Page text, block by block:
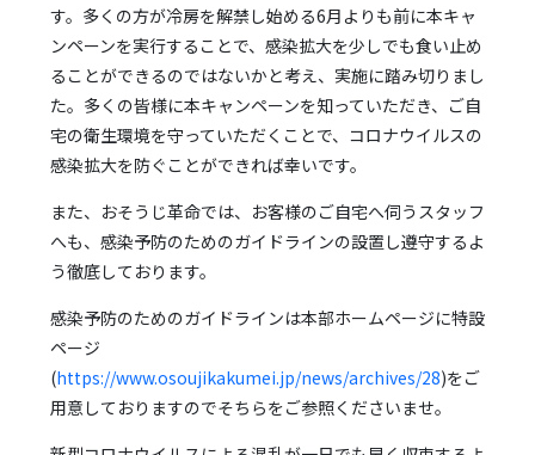
す。多くの方が冷房を解禁し始める6月よりも前に本キャ
ンペーンを実行することで、感染拡大を少しでも食い止め
ることができるのではないかと考え、実施に踏み切りまし
た。多くの皆様に本キャンペーンを知っていただき、ご自
宅の衛生環境を守っていただくことで、コロナウイルスの
感染拡大を防ぐことができれば幸いです。
また、おそうじ革命では、お客様のご自宅へ伺うスタッフ
へも、感染予防のためのガイドラインの設置し遵守するよ
う徹底しております。
感染予防のためのガイドラインは本部ホームページに特設
ページ
(https://www.osoujikakumei.jp/news/archives/28)をご
用意しておりますのでそちらをご参照くださいませ。